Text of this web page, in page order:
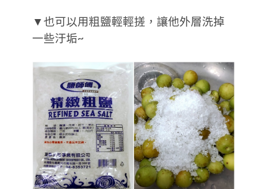
▼也可以用粗鹽輕輕搓，讓他外層洗掉
一些汙垢~